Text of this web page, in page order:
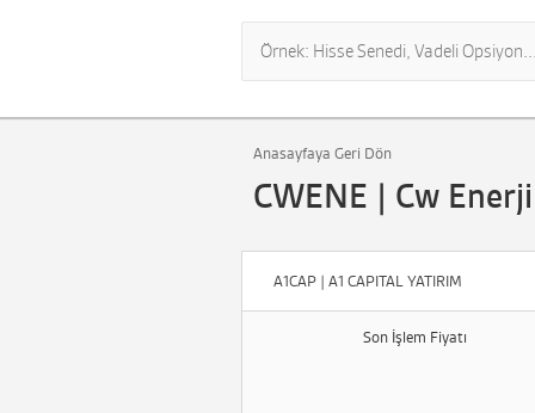
Anasayfaya Geri Dön
CWENE | Cw Enerji
A1CAP | A1 CAPITAL YATIRIM
Son İşlem Fiyatı